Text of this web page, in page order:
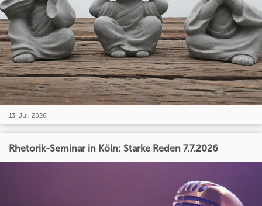
13. Juli 2026
Rhetorik-Seminar in Köln: Starke Reden 7.7.2026